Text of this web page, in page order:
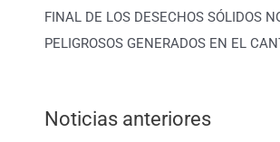
FINAL DE LOS DESECHOS SÓLIDOS
PELIGROSOS GENERADOS EN EL
Noticias anteriores